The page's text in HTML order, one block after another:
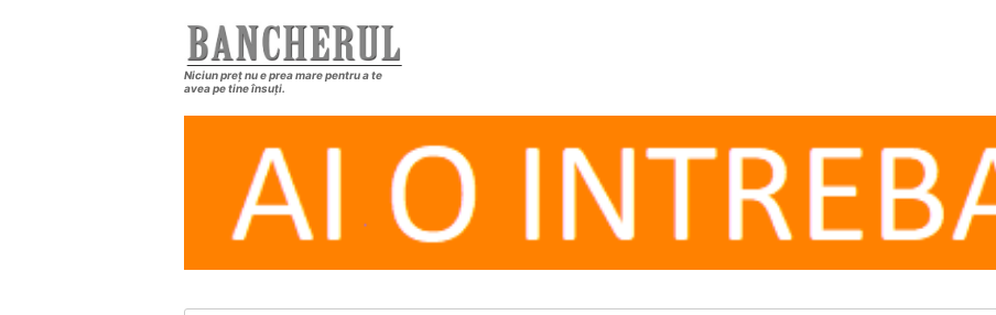
Niciun preț nu e prea mare pentru a te
avea pe tine însuți.